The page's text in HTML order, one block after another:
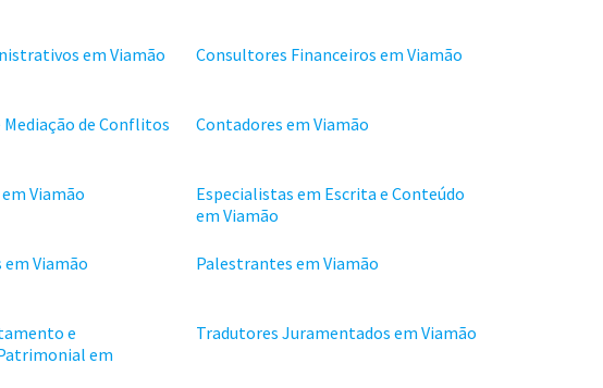
em Viamão Consultores Financeiros em Viamão
de Conflitos
Contadores em Viamão
Viamão
Especialistas em Escrita e Conteúdo
em Viamão
Viamão Palestrantes em Viamão
e
em
Tradutores Juramentados em Viamão